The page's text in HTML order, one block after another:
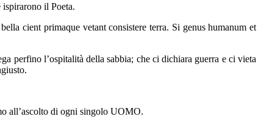
il Poeta.
cient primaque vetant consistere terra. Si genus humanum et
perfino l’ospitalità della sabbia; che ci dichiara guerra e ci vieta
all’ascolto di ogni singolo UOMO.